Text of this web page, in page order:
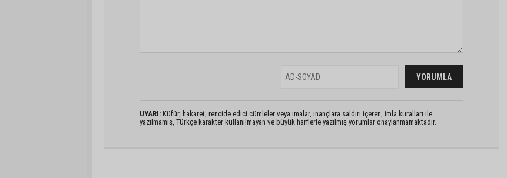
UYARI: Küfür, hakaret, rencide edici cümleler veya imalar, inançlara saldırı içeren, imla kuralları ile
yazılmamış, Türkçe karakter kullanılmayan ve büyük harflerle yazılmış yorumlar onaylanmamaktadır.